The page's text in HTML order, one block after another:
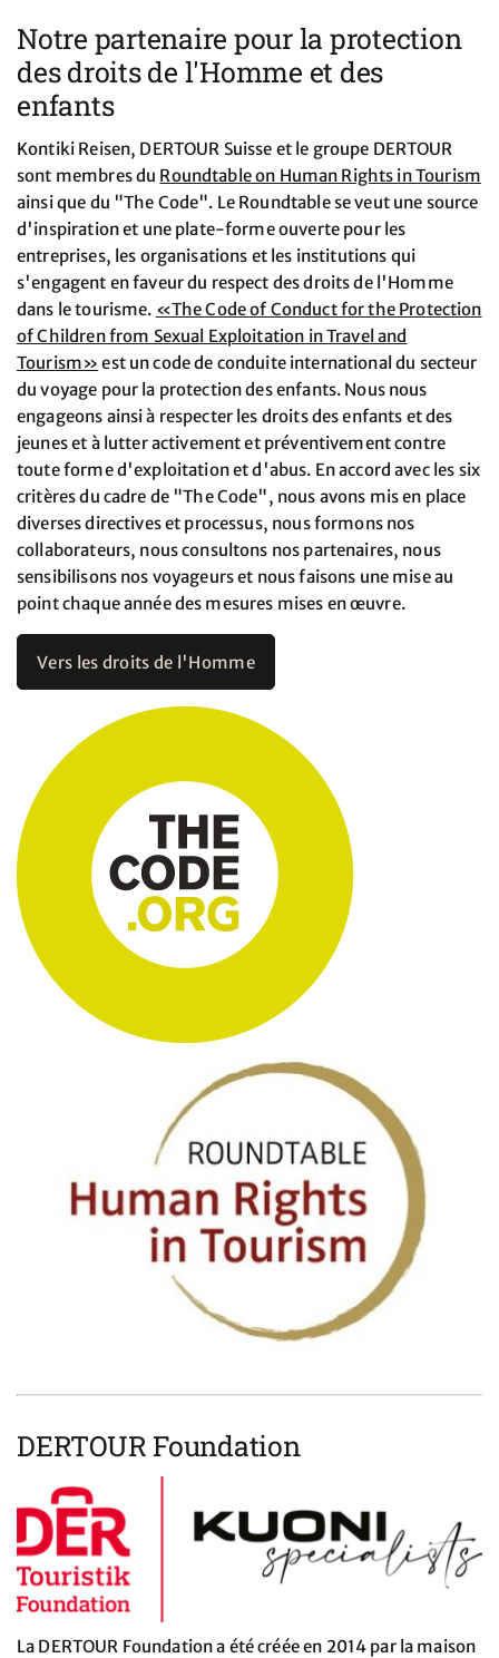
Notre partenaire pour la protection
des droits de l'Homme et des
enfants
Kontiki Reisen, DERTOUR Suisse et le groupe DERTOUR
sont membres du Roundtable on Human Rights in Tourism
ainsi que du "The Code". Le Roundtable se veut une source
d'inspiration et une plate-forme ouverte pour les
entreprises, les organisations et les institutions qui
s'engagent en faveur du respect des droits de l'Homme
dans le tourisme. «The Code of Conduct for the Protection
of Children from Sexual Exploitation in Travel and
Tourism» est un code de conduite international du secteur
du voyage pour la protection des enfants. Nous nous
engageons ainsi à respecter les droits des enfants et des
jeunes et à lutter activement et préventivement contre
toute forme d'exploitation et d'abus. En accord avec les six
critères du cadre de "The Code", nous avons mis en place
diverses directives et processus, nous formons nos
collaborateurs, nous consultons nos partenaires, nous
sensibilisons nos voyageurs et nous faisons une mise au
point chaque année des mesures mises en œuvre.
Vers les droits de l'Homme
DERTOUR Foundation
La DERTOUR Foundation a été créée en 2014 par la maison